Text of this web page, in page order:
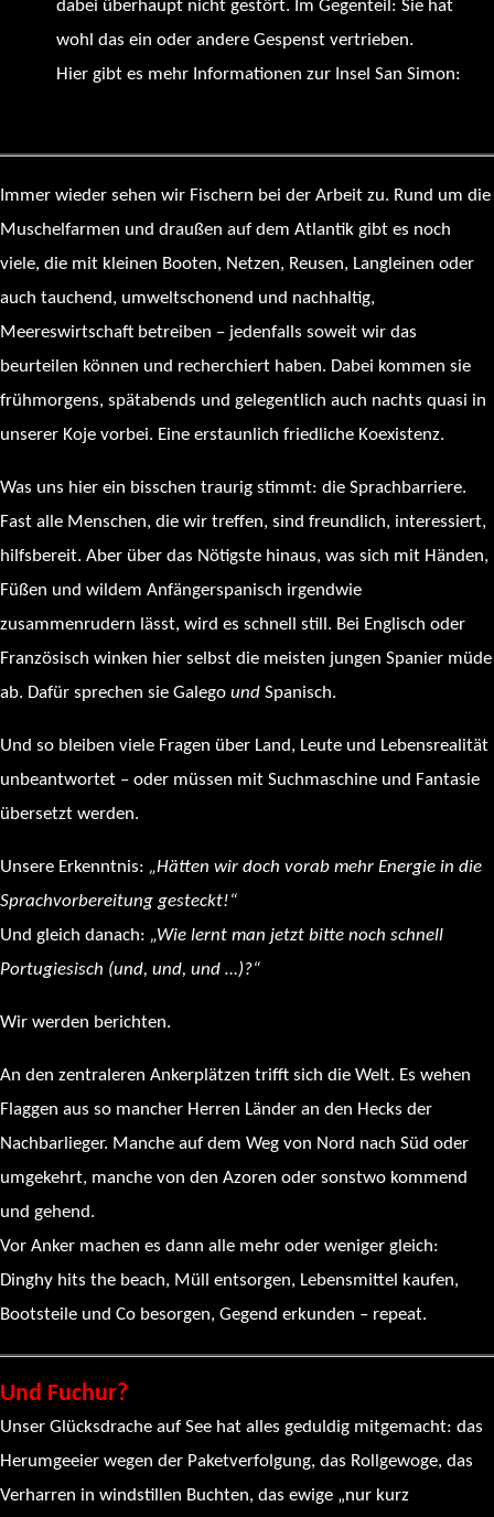
dabei überhaupt nicht gestört. Im Gegenteil: Sie hat
wohl das ein oder andere Gespenst vertrieben.
Hier gibt es mehr Informationen zur Insel San Simon:
Immer wieder sehen wir Fischern bei der Arbeit zu. Rund um die
Muschelfarmen und draußen auf dem Atlantik gibt es noch
viele, die mit kleinen Booten, Netzen, Reusen, Langleinen oder
auch tauchend, umweltschonend und nachhaltig,
Meereswirtschaft betreiben – jedenfalls soweit wir das
beurteilen können und recherchiert haben. Dabei kommen sie
frühmorgens, spätabends und gelegentlich auch nachts quasi in
unserer Koje vorbei. Eine erstaunlich friedliche Koexistenz.
Was uns hier ein bisschen traurig stimmt: die Sprachbarriere.
Fast alle Menschen, die wir treffen, sind freundlich, interessiert,
hilfsbereit. Aber über das Nötigste hinaus, was sich mit Händen,
Füßen und wildem Anfängerspanisch irgendwie
zusammenrudern lässt, wird es schnell still. Bei Englisch oder
Französisch winken hier selbst die meisten jungen Spanier müde
ab. Dafür sprechen sie Galego und Spanisch.
Und so bleiben viele Fragen über Land, Leute und Lebensrealität
unbeantwortet – oder müssen mit Suchmaschine und Fantasie
übersetzt werden.
Unsere Erkenntnis: „Hätten wir doch vorab mehr Energie in die
Sprachvorbereitung gesteckt!“
Und gleich danach: „Wie lernt man jetzt bitte noch schnell
Portugiesisch (und, und, und …)?“
Wir werden berichten.
An den zentraleren Ankerplätzen trifft sich die Welt. Es wehen
Flaggen aus so mancher Herren Länder an den Hecks der
Nachbarlieger. Manche auf dem Weg von Nord nach Süd oder
umgekehrt, manche von den Azoren oder sonstwo kommend
und gehend.
Vor Anker machen es dann alle mehr oder weniger gleich:
Dinghy hits the beach, Müll entsorgen, Lebensmittel kaufen,
Bootsteile und Co besorgen, Gegend erkunden – repeat.
Und Fuchur?
Unser Glücksdrache auf See hat alles geduldig mitgemacht: das
Herumgeeier wegen der Paketverfolgung, das Rollgewoge, das
Verharren in windstillen Buchten, das ewige „nur kurz